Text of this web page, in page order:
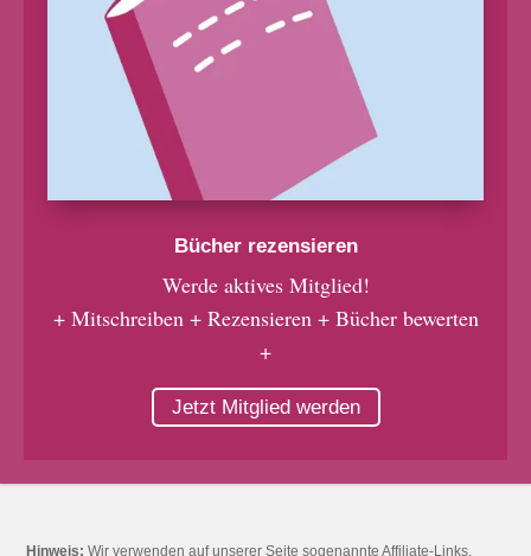
Bücher rezensieren
Werde aktives Mitglied!
+ Mitschreiben + Rezensieren + Bücher bewerten
+
Jetzt Mitglied werden
Hinweis: Wir verwenden auf unserer Seite sogenannte Affiliate-Links.